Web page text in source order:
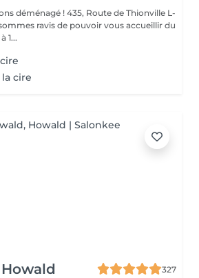
1...
cire
327